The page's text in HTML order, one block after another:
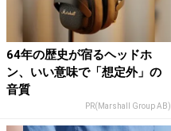
64年の歴史が宿るヘッドホ
ン、いい意味で「想定外」の
音質
PR(Marshall Group AB)